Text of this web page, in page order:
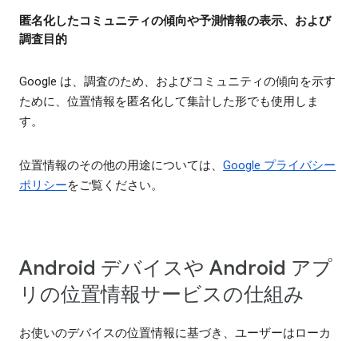
匿名化したコミュニティの傾向や予測情報の表示、および
調査目的
Google は、調査のため、およびコミュニティの傾向を示す
ために、位置情報を匿名化して集計した形でも使用しま
す。
位置情報のその他の用途については、 Google プライバシー
ポリシーをご覧ください。
Android デバイスや Android アプ
リの位置情報サービスの仕組み
お使いのデバイスの位置情報に基づき、ユーザーはローカ